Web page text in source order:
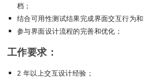
档；
结合可用性测试结果完成界面交互行为和
参与界面设计流程的完善和优化；
工作要求：
2 年以上交互设计经验；